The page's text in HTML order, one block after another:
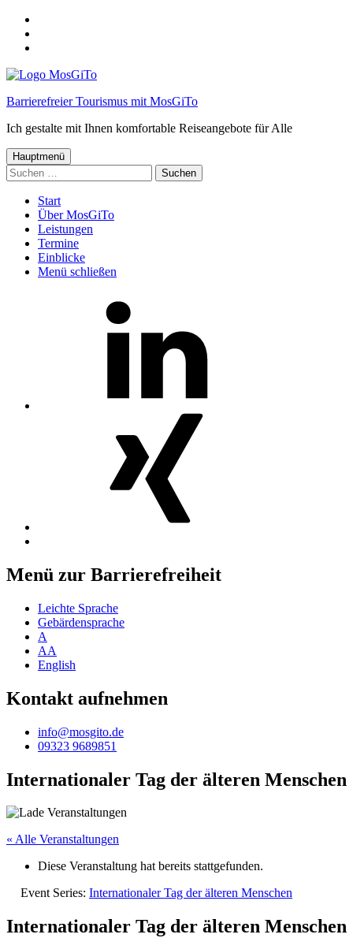
Footer
Barrierefreier Tourismus mit MosGiTo
Ich gestalte mit Ihnen komfortable Reiseangebote für Alle
Hauptmenü
Suchen
nach:
Start
Über MosGiTo
Leistungen
Termine
Einblicke
Menü schließen
Menü zur Barrierefreiheit
Leichte Sprache
Gebärdensprache
A
AA
English
Kontakt aufnehmen
info@mosgito.de
09323 9689851
Internationaler Tag der älteren Menschen
« Alle Veranstaltungen
Diese Veranstaltung hat bereits stattgefunden.
Event Series: Internationaler Tag der älteren Menschen
Internationaler Tag der älteren Menschen